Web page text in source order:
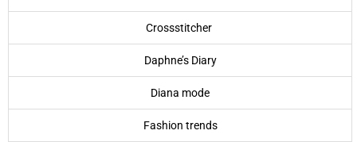
Crossstitcher
Daphne’s Diary
Diana mode
Fashion trends